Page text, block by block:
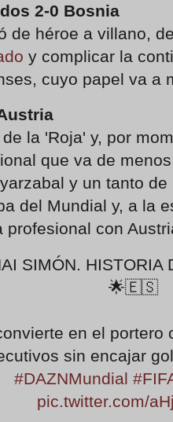
2-0 Bosnia
de héroe a villano,
y complicar la
cuyo papel va a
la 'Roja' y, por
que va de
y un tanto
del Mundial y, a la
profesional con
SIMÓN. HISTORIA
🌟🇪🇸
en el portero
sin encajar
#DAZNMundial
pic.twitter.com/